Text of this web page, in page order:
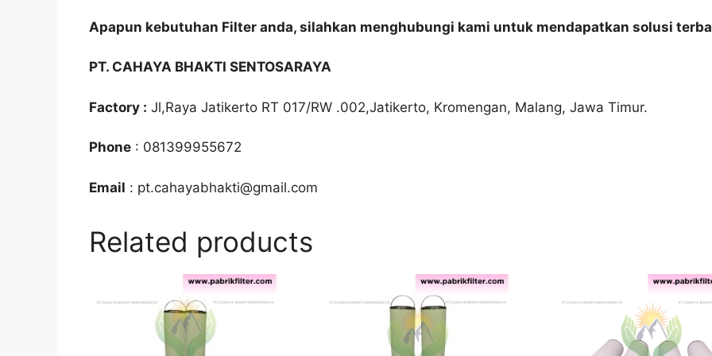
Apapun kebutuhan Filter anda, silahkan menghubungi kami untuk mendapatkan solusi
PT. CAHAYA BHAKTI SENTOSARAYA
Factory : Jl,Raya Jatikerto RT 017/RW .002,Jatikerto, Kromengan, Malang, Jawa Timur.
Phone : 081399955672
Email : pt.cahayabhakti@gmail.com
Related products